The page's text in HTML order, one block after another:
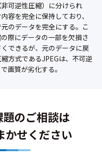
可逆性圧縮）に分けられ
容を完全に保持しており、
のデータを完全にする。こ
際にデータの一部を欠損さ
できるが、元のデータに戻
方式であるJPEGは、不可逆
画質が劣化する。
のご相談は
かせください